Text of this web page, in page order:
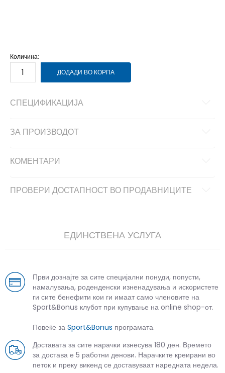
Количина:
ДОДАДИ ВО КОРПА
СПЕЦИФИКАЦИЈА
ЗА ПРОИЗВОДОТ
КОМЕНТАРИ
ПРОВЕРИ ДОСТАПНОСТ ВО ПРОДАВНИЦИТЕ
ЕДИНСТВЕНА УСЛУГА
Први дознајте за сите специјални понуди, попусти,
намалувања, роденденски изненадувања и искористете
ги сите бенефити кои ги имаат само членовите на
Sport&Bonus клубот при купување на online shop-от.
Повеќе за Sport&Bonus програмата.
Доставата за сите нарачки изнесува 180 ден. Времето
за достава е 5 работни денови. Нарачките креирани во
петок и преку викенд се доставуваат наредната недела.